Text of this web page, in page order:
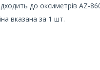
до оксиметрів AZ-
вказана за 1 шт.